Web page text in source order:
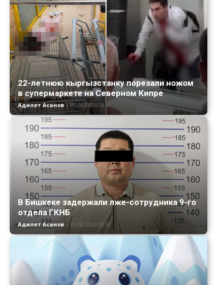
22-летнюю кыргызстанку порезали ножом
в супермаркете на Северном Кипре
Адилет Асанов - 05.08.2026 09:40
В Бишкеке задержали лже-сотрудника 9-го
отдела ГКНБ
Адилет Асанов - 04.08.2026 09:57